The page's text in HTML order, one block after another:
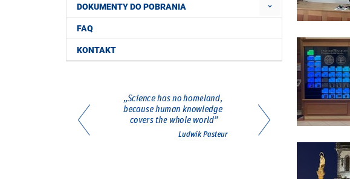
DOKUMENTY DO POBRANIA
FAQ
KONTAKT